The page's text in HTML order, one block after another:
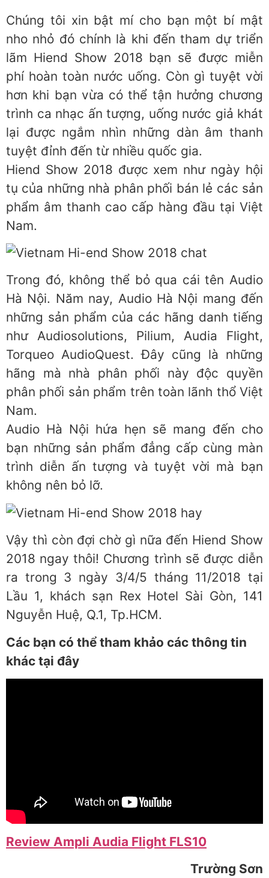
Chúng tôi xin bật mí cho bạn một bí mật
nho nhỏ đó chính là khi đến tham dự triển
lãm Hiend Show 2018 bạn sẽ được miễn
phí hoàn toàn nước uống. Còn gì tuyệt vời
hơn khi bạn vừa có thể tận hưởng chương
trình ca nhạc ấn tượng, uống nước giả khát
lại được ngắm nhìn những dàn âm thanh
tuyệt đỉnh đến từ nhiều quốc gia.
Hiend Show 2018 được xem như ngày hội
tụ của những nhà phân phối bán lẻ các sản
phẩm âm thanh cao cấp hàng đầu tại Việt
Nam.
Trong đó, không thể bỏ qua cái tên Audio
Hà Nội. Năm nay, Audio Hà Nội mang đến
những sản phẩm của các hãng danh tiếng
như Audiosolutions, Pilium, Audia Flight,
Torqueo AudioQuest. Đây cũng là những
hãng mà nhà phân phối này độc quyền
phân phối sản phẩm trên toàn lãnh thổ Việt
Nam.
Audio Hà Nội hứa hẹn sẽ mang đến cho
bạn những sản phẩm đẳng cấp cùng màn
trình diễn ấn tượng và tuyệt vời mà bạn
không nên bỏ lỡ.
Vậy thì còn đợi chờ gì nữa đến Hiend Show
2018 ngay thôi! Chương trình sẽ được diễn
ra trong 3 ngày 3/4/5 tháng 11/2018 tại
Lầu 1, khách sạn Rex Hotel Sài Gòn, 141
Nguyễn Huệ, Q.1, Tp.HCM.
Các bạn có thể tham khảo các thông tin
khác tại đây
Review Ampli Audia Flight FLS10
Trường Sơn